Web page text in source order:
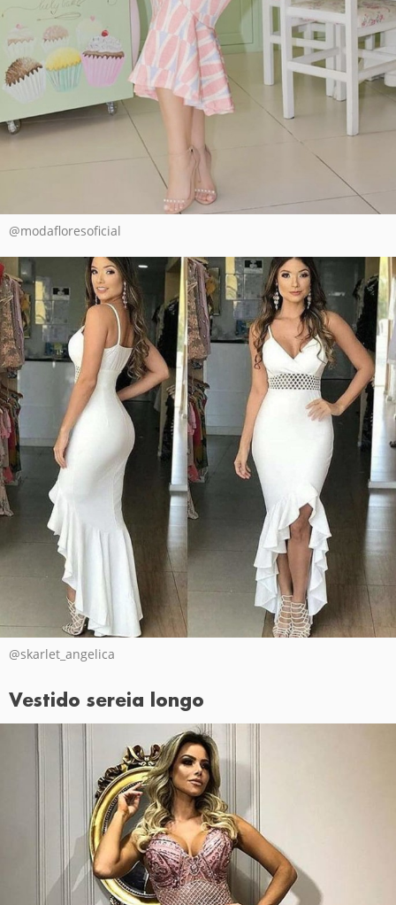
@modafloresoficial
@skarlet_angelica
Vestido sereia longo